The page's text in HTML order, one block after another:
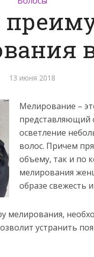
13 июня 2018
Мелирование –
представляющий
осветление
волос. Причем
объему, так и по
мелирования
образе свежесть
мелирования,
устранить